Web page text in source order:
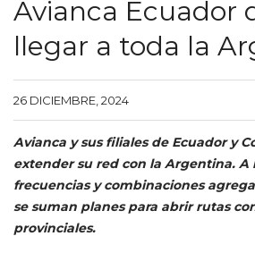
Avianca Ecuador
llegar a toda la
26 DICIEMBRE, 2024
Avianca y sus filiales de Ecuador y
extender su red con la Argentina. A
frecuencias y combinaciones
se suman planes para abrir rutas
provinciales.